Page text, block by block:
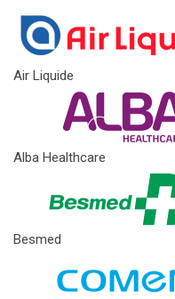
Air Liquide
Alba Healthcare
Besmed